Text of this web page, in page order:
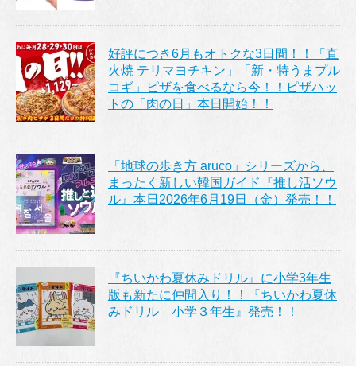
好評につき6月もオトクな3日間！！「直
火焼 テリマヨチキン」「新・特うまプル
コギ」ピザを食べるなら今！！ピザハッ
トの「肉の日」本日開始！！
「地球の歩き方 aruco」シリーズから、
まったく新しい韓国ガイド『推し活ソウ
ル』本日2026年6月19日（金）発売！！
『ちいかわ夏休みドリル』に小学3年生
版も新たに仲間入り！！『ちいかわ夏休
みドリル 小学３年生』発売！！